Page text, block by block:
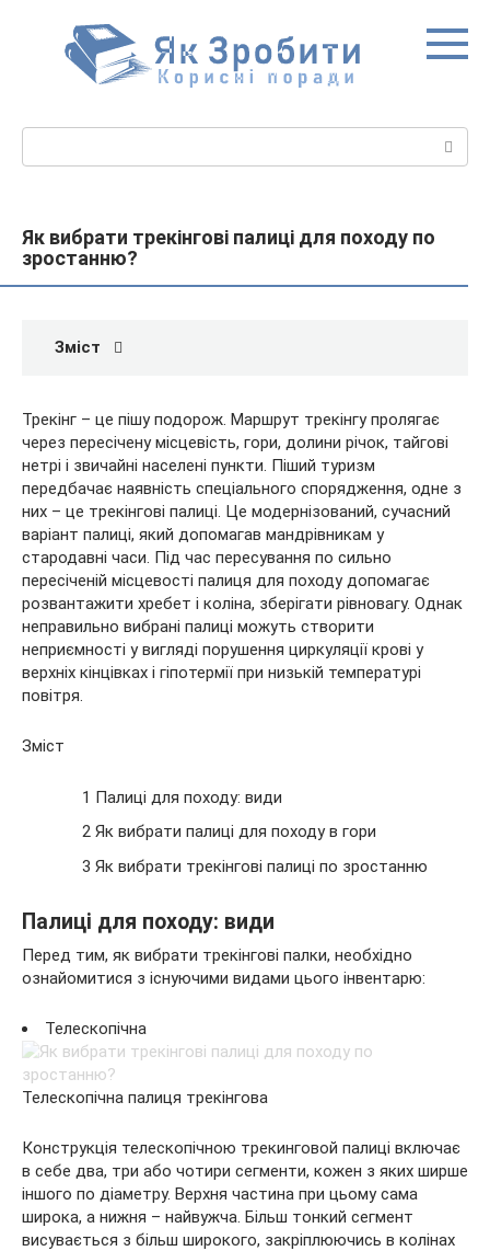
Як вибрати трекінгові палиці для походу по
зростанню?
Зміст
Трекінг – це пішу подорож. Маршрут трекінгу пролягає
через пересічену місцевість, гори, долини річок, тайгові
нетрі і звичайні населені пункти. Піший туризм
передбачає наявність спеціального спорядження, одне з
них – це трекінгові палиці. Це модернізований, сучасний
варіант палиці, який допомагав мандрівникам у
стародавні часи. Під час пересування по сильно
пересіченій місцевості палиця для походу допомагає
розвантажити хребет і коліна, зберігати рівновагу. Однак
неправильно вибрані палиці можуть створити
неприємності у вигляді порушення циркуляції крові у
верхніх кінцівках і гіпотермії при низькій температурі
повітря.
Зміст
1 Палиці для походу: види
2 Як вибрати палиці для походу в гори
3 Як вибрати трекінгові палиці по зростанню
Палиці для походу: види
Перед тим, як вибрати трекінгові палки, необхідно
ознайомитися з існуючими видами цього інвентарю:
Телескопічна
Телескопічна палиця трекінгова
Конструкція телескопічною трекинговой палиці включає
в себе два, три або чотири сегменти, кожен з яких ширше
іншого по діаметру. Верхня частина при цьому сама
широка, а нижня – найвужча. Більш тонкий сегмент
висувається з більш широкого, закріплюючись в колінах